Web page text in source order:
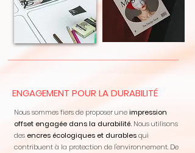
ENGAGEMENT POUR LA DURABILITÉ
Nous sommes fiers de proposer uneimpression
offset engagée dans la durabilité. Nous utilisons
des encres écologiques et durablesqui
contribuent à la protection de l'environnement. De